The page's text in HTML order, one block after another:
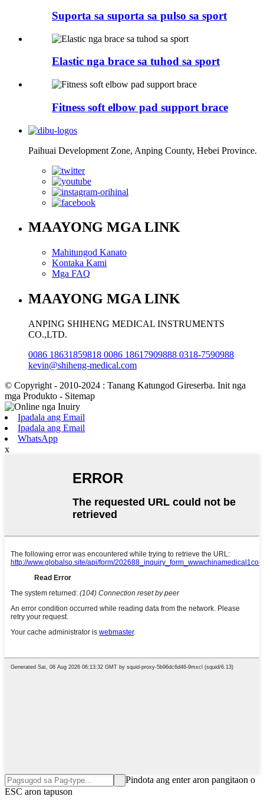
Suporta sa suporta sa pulso sa sport
Elastic nga brace sa tuhod sa sport
Fitness soft elbow pad support brace
Paihuai Development Zone, Anping County, Hebei Province.
MAAYONG MGA LINK
Mahitungod Kanato
Kontaka Kami
Mga FAQ
MAAYONG MGA LINK
ANPING SHIHENG MEDICAL INSTRUMENTS
CO.,LTD.
0086 18631859818 0086 18617909888 0318-7590988
kevin@shiheng-medical.com
© Copyright - 2010-2024 : Tanang Katungod Gireserba. Init nga
mga Produkto - Sitemap
Ipadala ang Email
Ipadala ang Email
WhatsApp
x
Pindota ang enter aron pangitaon o
ESC aron tapuson